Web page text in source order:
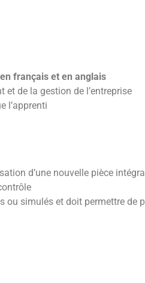
français et en anglais
de la gestion de l’entreprise
l’apprenti
d’une nouvelle pièce
ou simulés et doit permettre de